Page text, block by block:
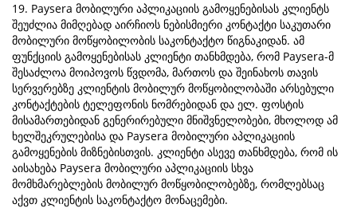
19. Paysera მობილური აპლიკაციის გამოყენებისას კლიენტს
შეუძლია მიმღებად აირჩიოს ნებისმიერი კონტაქტი საკუთარი
მობილური მოწყობილობის საკონტაქტო წიგნაკიდან. ამ
ფუნქციის გამოყენებისას კლიენტი თანხმდება, რომ Paysera-მ
შესაძლოა მოიპოვოს წვდომა, მართოს და შეინახოს თავის
სერვერებზე კლიენტის მობილურ მოწყობილობაში არსებული
კონტაქტების ტელეფონის ნომრებიდან და ელ. ფოსტის
მისამართებიდან გენერირებული მნიშვნელობები, მხოლოდ ამ
ხელშეკრულებისა და Paysera მობილური აპლიკაციის
გამოყენების მიზნებისთვის. კლიენტი ასევე თანხმდება, რომ ის
აისახება Paysera მობილური აპლიკაციის სხვა
მომხმარებლების მობილურ მოწყობილობებზე, რომლებსაც
აქვთ კლიენტის საკონტაქტო მონაცემები.